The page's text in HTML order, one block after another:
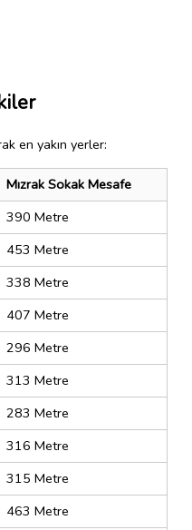
en yakın yerler:
Mızrak Sokak Mesafe
390 Metre
453 Metre
338 Metre
407 Metre
296 Metre
313 Metre
283 Metre
316 Metre
315 Metre
463 Metre